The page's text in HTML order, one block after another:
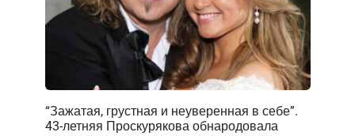
“Зажатая, грустная и неуверенная в себе”.
43-летняя Проскурякова обнародовала